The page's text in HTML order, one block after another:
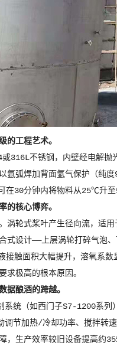
的工程艺术。
或316L不锈钢，内壁经电解
氩弧焊加背面氩气保护（纯
在30分钟内将物料从25℃升
的核心博弈。
涡轮式桨叶产生径向流，适
式设计——上层涡轮打碎气泡
接触面积大幅提升，溶氧系
求极高的根本原因。
据酿酒的跨越。
系统（如西门子S7-1200系
调节加热/冷却功率、搅拌转
生产效率较旧设备提高约